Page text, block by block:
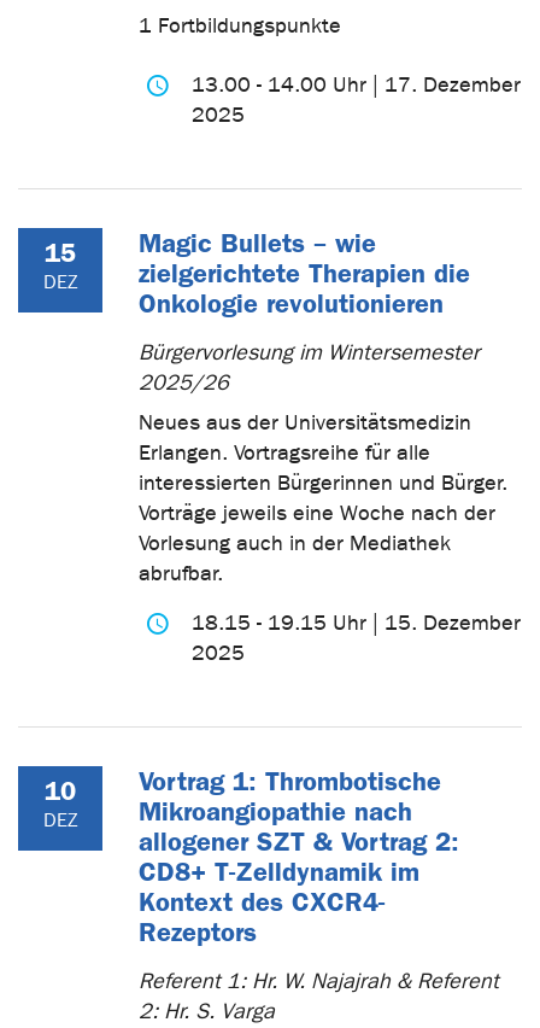
1 Fortbildungspunkte
13.00 - 14.00 Uhr | 17. Dezember
2025
15
DEZ
Magic Bullets – wie
zielgerichtete Therapien die
Onkologie revolutionieren
Bürgervorlesung im Wintersemester
2025/26
Neues aus der Universitätsmedizin
Erlangen. Vortragsreihe für alle
interessierten Bürgerinnen und Bürger.
Vorträge jeweils eine Woche nach der
Vorlesung auch in der Mediathek
abrufbar.
18.15 - 19.15 Uhr | 15. Dezember
2025
10
DEZ
Vortrag 1: Thrombotische
Mikroangiopathie nach
allogener SZT & Vortrag 2:
CD8+ T-Zelldynamik im
Kontext des CXCR4-
Rezeptors
Referent 1: Hr. W. Najajrah & Referent
2: Hr. S. Varga